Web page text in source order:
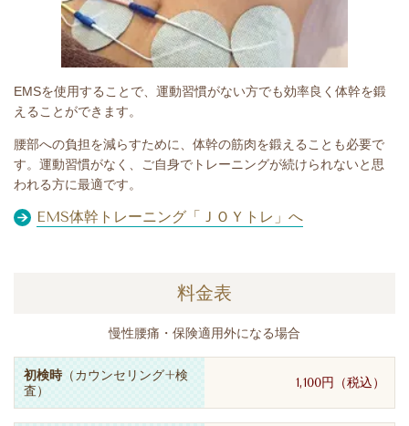
EMSを使用することで、運動習慣がない方でも効率良く体幹を鍛
えることができます。
腰部への負担を減らすために、体幹の筋肉を鍛えることも必要で
す。運動習慣がなく、ご自身でトレーニングが続けられないと思
われる方に最適です。
EMS体幹トレーニング「ＪＯＹトレ」へ
料金表
慢性腰痛・保険適用外になる場合
初検時（カウンセリング+検
査）
1,100円（税込）